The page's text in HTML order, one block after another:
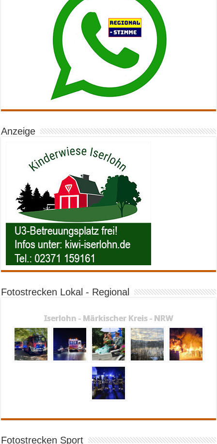
Anzeige
Fotostrecken Lokal - Regional
Iserlohn - Märkischer Kreis - NRW
Fotostrecken Sport